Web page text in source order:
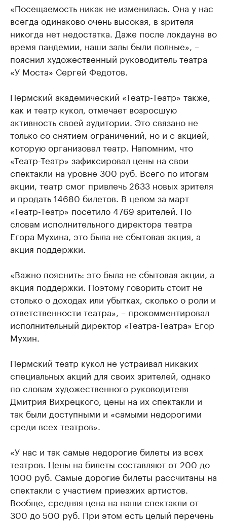
«Посещаемость никак не изменилась. Она у нас
всегда одинаково очень высокая, в зрителя
никогда нет недостатка. Даже после локдауна во
время пандемии, наши залы были полные», –
пояснил художественный руководитель театра
«У Моста» Сергей Федотов.
Пермский академический «Театр-Театр» также,
как и театр кукол, отмечает возросшую
активность своей аудитории. Это связано не
только со снятием ограничений, но и с акцией,
которую организовал театр. Напомним, что
«Театр-Театр» зафиксировал цены на свои
спектакли на уровне 300 руб. Всего по итогам
акции, театр смог привлечь 2633 новых зрителя
и продать 14680 билетов. В целом за март
«Театр-Театр» посетило 4769 зрителей. По
словам исполнительного директора театра
Егора Мухина, это была не сбытовая акция, а
акция поддержки.
«Важно пояснить: это была не сбытовая акции, а
акция поддержки. Поэтому говорить стоит не
столько о доходах или убытках, сколько о роли и
ответственности театра», – прокомментировал
исполнительный директор «Театра-Театра» Егор
Мухин.
Пермский театр кукол не устраивал никаких
специальных акций для своих зрителей, однако
по словам художественного руководителя
Дмитрия Вихрецкого, цены на их спектакли и
так были доступными и «самыми недорогими
среди всех театров».
«У нас и так самые недорогие билеты из всех
театров. Цены на билеты составляют от 200 до
1000 руб. Самые дорогие билеты рассчитаны на
спектакли с участием приезжих артистов.
Вообще, средняя цена на наши спектакли от
300 до 500 руб. При этом есть целый перечень